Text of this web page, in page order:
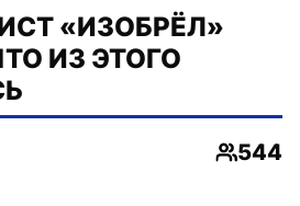
«ИЗОБРЁЛ»
ИЗ ЭТОГО
544